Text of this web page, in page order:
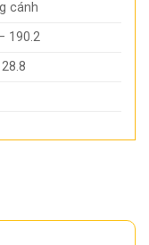
cánh
190.2